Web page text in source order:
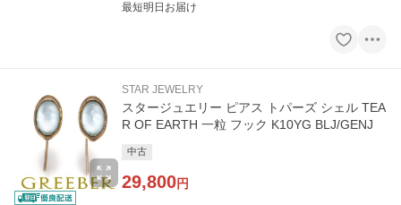
最短明日お届け
STAR JEWELRY
スタージュエリー ピアス トパーズ シェル TEA
R OF EARTH 一粒 フック K10YG BLJ/GENJ
中古
29,800円